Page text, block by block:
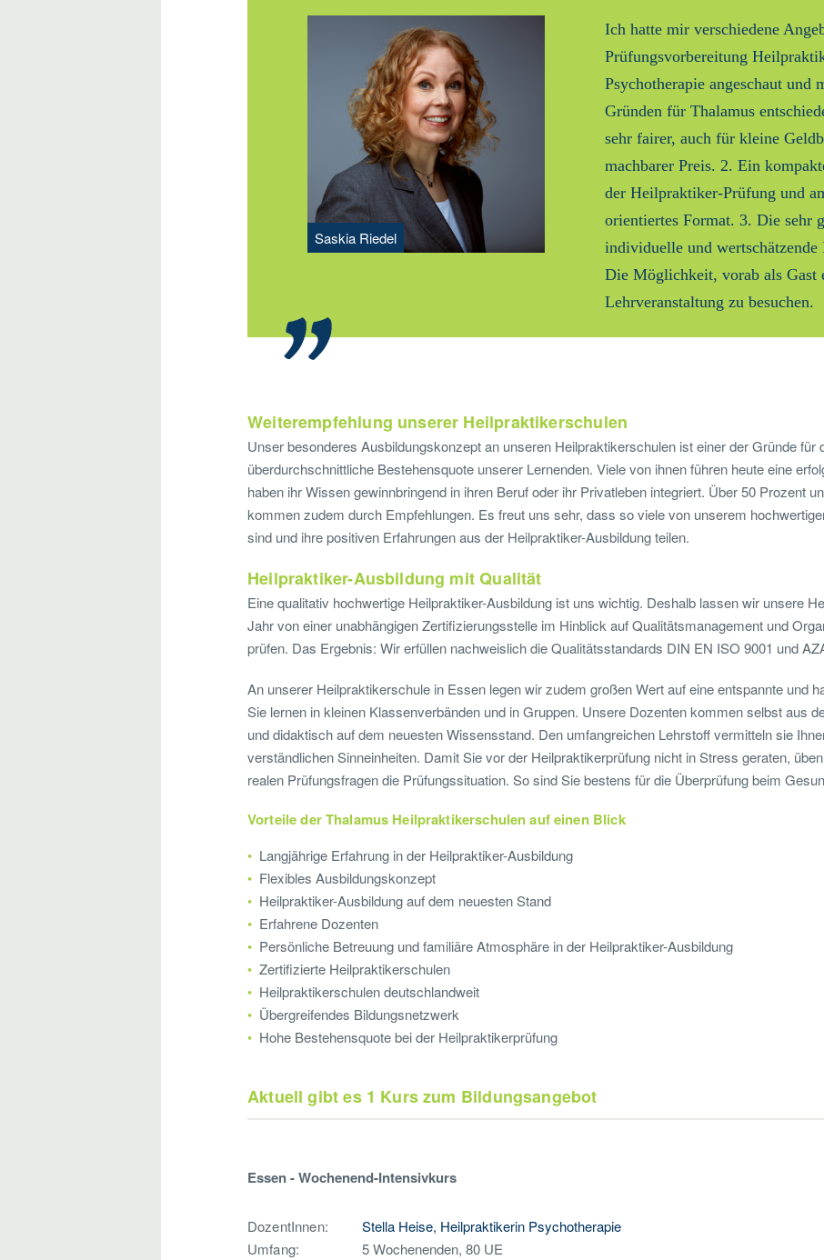
Saskia Riedel
Ich hatte mir verschiedene
Prüfungsvorbereitung
Psychotherapie angeschaut und
Gründen für Thalamus
sehr fairer, auch für kleine
machbarer Preis. 2. Ein
der Heilpraktiker-Prüfung und
orientiertes Format. 3. Die sehr
individuelle und wertschätzende
Die Möglichkeit, vorab als Gast
Lehrveranstaltung zu besuchen.
Weiterempfehlung unserer Heilpraktikerschulen
Unser besonderes Ausbildungskonzept an unseren Heilpraktikerschulen ist einer der Gründe für
überdurchschnittliche Bestehensquote unserer Lernenden. Viele von ihnen führen heute eine
haben ihr Wissen gewinnbringend in ihren Beruf oder ihr Privatleben integriert. Über 50 Prozent
kommen zudem durch Empfehlungen. Es freut uns sehr, dass so viele von unserem
sind und ihre positiven Erfahrungen aus der Heilpraktiker-Ausbildung teilen.
Heilpraktiker-Ausbildung mit Qualität
Eine qualitativ hochwertige Heilpraktiker-Ausbildung ist uns wichtig. Deshalb lassen wir unsere
Jahr von einer unabhängigen Zertifizierungsstelle im Hinblick auf Qualitätsmanagement und
prüfen. Das Ergebnis: Wir erfüllen nachweislich die Qualitätsstandards DIN EN ISO 9001 und
An unserer Heilpraktikerschule in Essen legen wir zudem großen Wert auf eine entspannte und
Sie lernen in kleinen Klassenverbänden und in Gruppen. Unsere Dozenten kommen selbst aus
und didaktisch auf dem neuesten Wissensstand. Den umfangreichen Lehrstoff vermitteln sie
verständlichen Sinneinheiten. Damit Sie vor der Heilpraktikerprüfung nicht in Stress geraten,
realen Prüfungsfragen die Prüfungssituation. So sind Sie bestens für die Überprüfung beim
Vorteile der Thalamus Heilpraktikerschulen auf einen Blick
Langjährige Erfahrung in der Heilpraktiker-Ausbildung
Flexibles Ausbildungskonzept
Heilpraktiker-Ausbildung auf dem neuesten Stand
Erfahrene Dozenten
Persönliche Betreuung und familiäre Atmosphäre in der Heilpraktiker-Ausbildung
Zertifizierte Heilpraktikerschulen
Heilpraktikerschulen deutschlandweit
Übergreifendes Bildungsnetzwerk
Hohe Bestehensquote bei der Heilpraktikerprüfung
Aktuell gibt es 1 Kurs zum Bildungsangebot
Essen - Wochenend-Intensivkurs
DozentInnen:
Stella Heise, Heilpraktikerin Psychotherapie
Umfang:
5 Wochenenden, 80 UE